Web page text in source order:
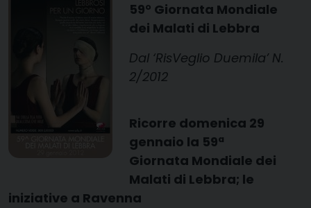
59° Giornata Mondiale
dei Malati di Lebbra
Dal ‘RisVeglio Duemila’ N.
2/2012
Ricorre domenica 29
gennaio la 59ª
Giornata Mondiale dei
Malati di Lebbra; le
iniziative a Ravenna